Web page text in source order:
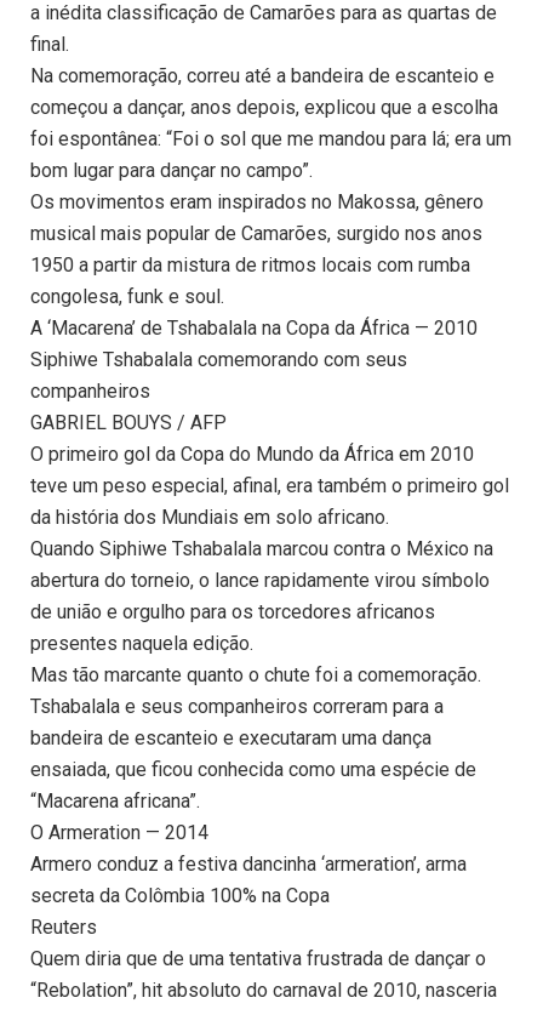
a inédita classificação de Camarões para as quartas de
final.
Na comemoração, correu até a bandeira de escanteio e
começou a dançar, anos depois, explicou que a escolha
foi espontânea: “Foi o sol que me mandou para lá; era um
bom lugar para dançar no campo”.
Os movimentos eram inspirados no Makossa, gênero
musical mais popular de Camarões, surgido nos anos
1950 a partir da mistura de ritmos locais com rumba
congolesa, funk e soul.
A ‘Macarena’ de Tshabalala na Copa da África — 2010
Siphiwe Tshabalala comemorando com seus
companheiros
GABRIEL BOUYS / AFP
O primeiro gol da Copa do Mundo da África em 2010
teve um peso especial, afinal, era também o primeiro gol
da história dos Mundiais em solo africano.
Quando Siphiwe Tshabalala marcou contra o México na
abertura do torneio, o lance rapidamente virou símbolo
de união e orgulho para os torcedores africanos
presentes naquela edição.
Mas tão marcante quanto o chute foi a comemoração.
Tshabalala e seus companheiros correram para a
bandeira de escanteio e executaram uma dança
ensaiada, que ficou conhecida como uma espécie de
“Macarena africana”.
O Armeration — 2014
Armero conduz a festiva dancinha ‘armeration’, arma
secreta da Colômbia 100% na Copa
Reuters
Quem diria que de uma tentativa frustrada de dançar o
“Rebolation”, hit absoluto do carnaval de 2010, nasceria